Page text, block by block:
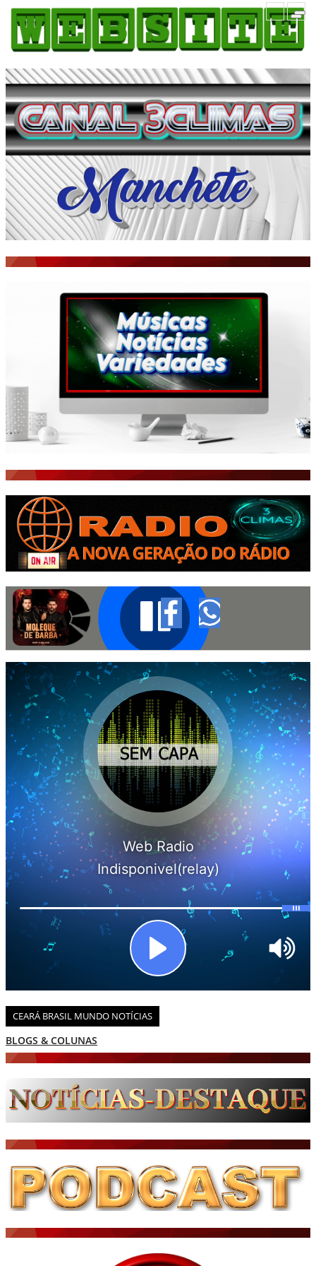
CEARÁ BRASIL MUNDO NOTÍCIAS
PODCAST - PONTO DE VISTA
BRASIL DE FATO - ÚLTIMAS NOTÍCIAS
NOTÍCIAS DESTAQUE DO DIA
BRASIL NOTÍCIAS
ÚLTIMAS NOTÍCIAS
NOTÍCIAS TAMBÉM NA TELA
BRASIL MUNDO AO VIVO
O MUNDO É NOTÍCIA
CN7
HOME
COMO ANUNCIAR
JORNAIS DO BRASIL
PODCAST/NOTÍCIAS
AS NOTÍCIAS DO DIA
ACONTECEU...VIROU MANCHETE!
BLOGS & COLUNAS
AGÊNCIA DE NOTÍCIAS
CNN BRASIL
VEJA
PORTAL CEARÁ
Galeria
BOAS NOTÍCIAS...VIRAM MANCHETE!
ISTO É FATO!
Todos
BLOGS & COLUNAS
CEARÁ BRASIL NOTÍCIAS
NOTÍCIAS GERAIS